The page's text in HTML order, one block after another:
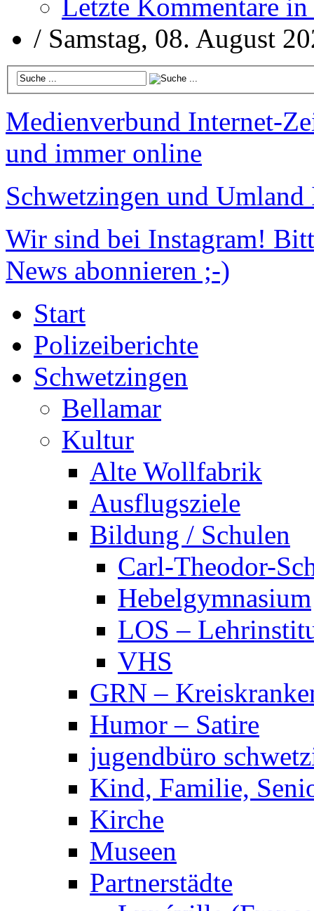
Letzte Kommentare in
/ Samstag, 08. August
Medienverbund Internet-
und immer online
Schwetzingen und Umland
Wir sind bei Instagram!
News abonnieren ;-)
Start
Polizeiberichte
Schwetzingen
Bellamar
Kultur
Alte Wollfabrik
Ausflugsziele
Bildung / Schulen
Carl-Theodor-
Hebelgymnasium
LOS –
VHS
GRN –
Humor – Satire
jugendbüro
Kind, Familie,
Kirche
Museen
Partnerstädte